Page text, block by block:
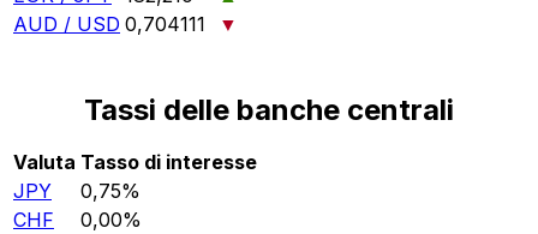
AUD / USD 0,704111 ▼
Tassi delle banche centrali
Valuta Tasso di interesse
JPY
0,75%
CHF
0,00%